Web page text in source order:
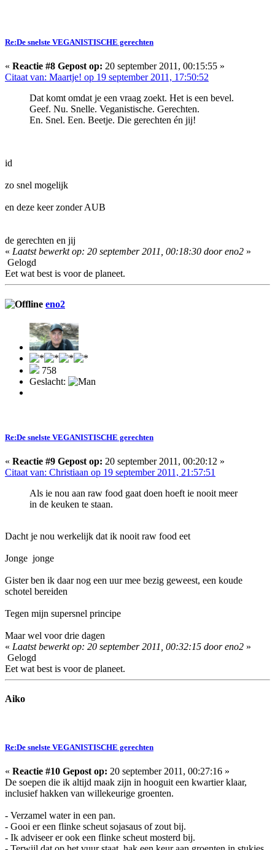
Re:De snelste VEGANISTISCHE gerechten
« Reactie #8 Gepost op: 20 september 2011, 00:15:55 »
Citaat van: Maartje! op 19 september 2011, 17:50:52
Dat komt omdat je een vraag zoekt. Het is een bevel.
Geef. Nu. Snelle. Veganistische. Gerechten.
En. Snel. Een. Beetje. Die gerechten én jij!
id
zo snel mogelijk
en deze keer zonder AUB
de gerechten en jij
« Laatst bewerkt op: 20 september 2011, 00:18:30 door eno2 »
Gelogd
Eet wat best is voor de planeet.
eno2
758
Geslacht:
Re:De snelste VEGANISTISCHE gerechten
« Reactie #9 Gepost op: 20 september 2011, 00:20:12 »
Citaat van: Christiaan op 19 september 2011, 21:57:51
Als ie nou aan raw food gaat doen hoeft ie nooit meer
in de keuken te staan.
Dacht je nou werkelijk dat ik nooit raw food eet
Jonge jonge
Gister ben ik daar nog een uur mee bezig geweest, een koude
schotel bereiden
Tegen mijn supersnel principe
Maar wel voor drie dagen
« Laatst bewerkt op: 20 september 2011, 00:32:15 door eno2 »
Gelogd
Eet wat best is voor de planeet.
Aiko
Re:De snelste VEGANISTISCHE gerechten
« Reactie #10 Gepost op: 20 september 2011, 00:27:16 »
De soepen die ik altijd maak zijn in hooguit een kwartier klaar,
inclusief hakken van willekeurige groenten.
- Verzamel water in een pan.
- Gooi er een flinke scheut sojasaus of zout bij.
- Ik adviseer er ook een flinke scheut mosterd bij.